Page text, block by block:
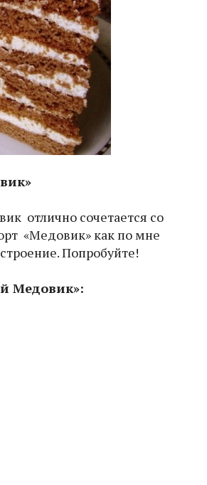
отлично сочетается со
«Медовик» как по мне
Попробуйте!
Медовик»: